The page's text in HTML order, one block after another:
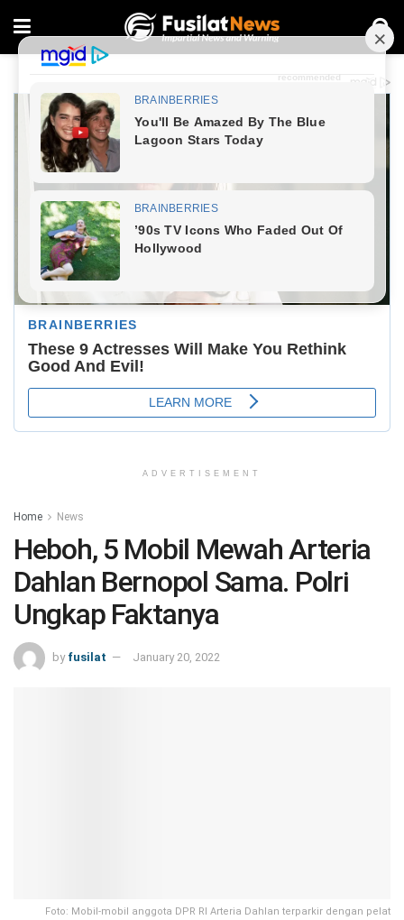
ADVERTISEMENT
Home News
Heboh, 5 Mobil Mewah Arteria
Dahlan Bernopol Sama. Polri
Ungkap Faktanya
by fusilat January 20, 2022
Foto: Mobil-mobil anggota DPR RI Arteria Dahlan terparkir dengan pelat